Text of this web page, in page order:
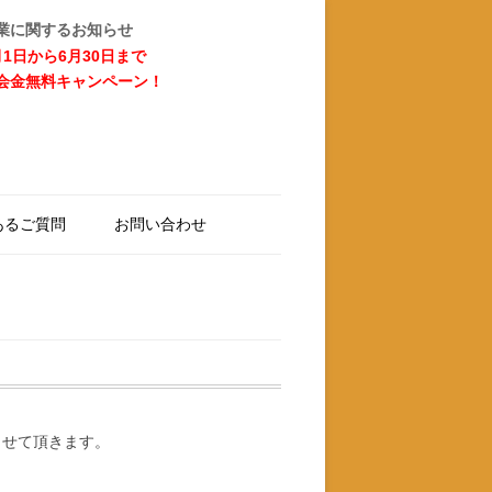
に関するお知らせ
1日から6月30日まで
金無料キャンペーン！
るご質問 お問い合わせ
て頂きます。